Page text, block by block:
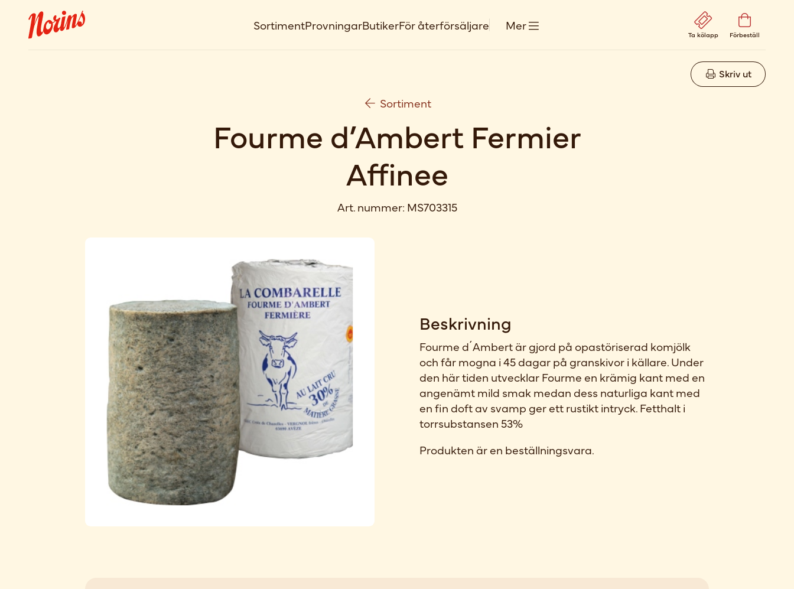
SortimentProvningarButikerFör återförsäljare Mer
Ta kölapp Förbeställ
Skriv ut
Sortiment
Fourme d’Ambert Fermier
Affinee
Art. nummer: MS703315
Beskrivning
Fourme d´Ambert är gjord på opastöriserad komjölk
och får mogna i 45 dagar på granskivor i källare. Under
den här tiden utvecklar Fourme en krämig kant med en
angenämt mild smak medan dess naturliga kant med
en fin doft av svamp ger ett rustikt intryck. Fetthalt i
torrsubstansen 53%
Produkten är en beställningsvara.